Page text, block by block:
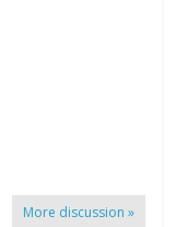
More discussion »